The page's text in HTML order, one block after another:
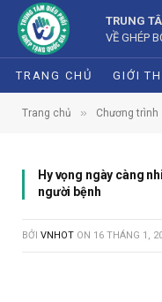
TRUNG
VỀ GHÉP
TRANG CHỦ GIỚI
Trang chủ » Chương trình
Hy vọng ngày càng
người bệnh
BỞI VNHOT ON 16 THÁNG 1,